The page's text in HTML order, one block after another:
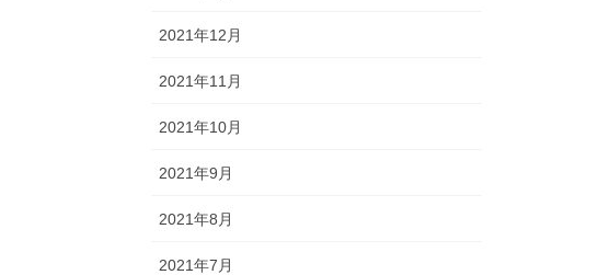
2021年12月
2021年11月
2021年10月
2021年9月
2021年8月
2021年7月